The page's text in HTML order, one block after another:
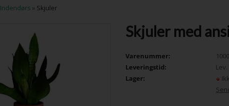
Indendørs » Skjuler
Skjuler med
Varenummer:
Leveringstid:
Lager: